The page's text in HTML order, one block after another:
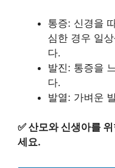
통증: 신경을
심한 경우 일
다.
발진: 통증을
다.
발열: 가벼운
✅산모와 신생아를
세요.